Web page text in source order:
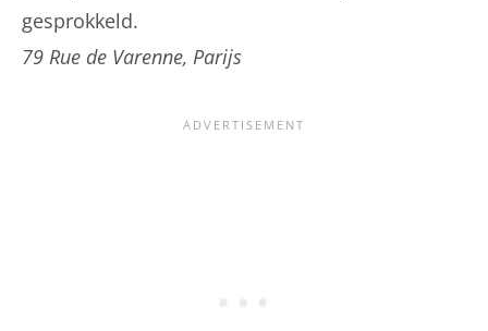
gesprokkeld.
79 Rue de Varenne, Parijs